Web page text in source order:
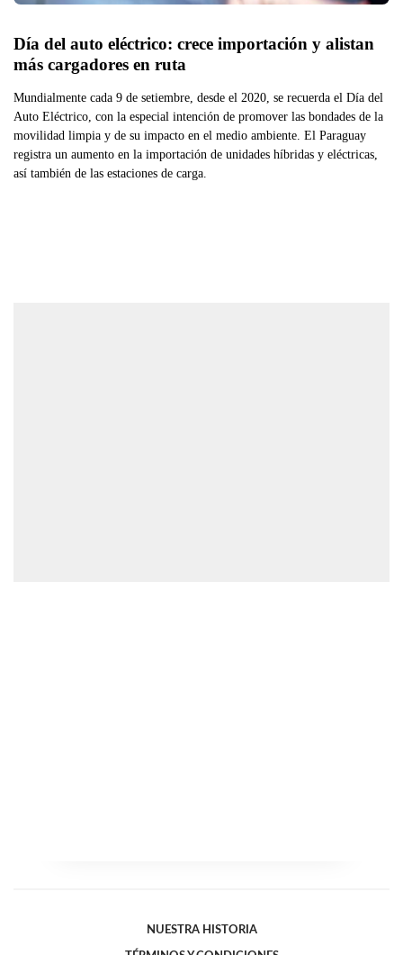
Día del auto eléctrico: crece importación y alistan
más cargadores en ruta
Mundialmente cada 9 de setiembre, desde el 2020, se recuerda el Día del
Auto Eléctrico, con la especial intención de promover las bondades de la
movilidad limpia y de su impacto en el medio ambiente. El Paraguay
registra un aumento en la importación de unidades híbridas y eléctricas,
así también de las estaciones de carga.
NUESTRA HISTORIA